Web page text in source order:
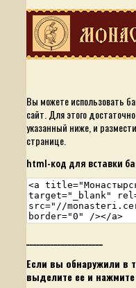
Вы можете использовать
сайт. Для этого
указанный ниже, и
странице.
html-код для вставки
Если вы обнаружили в
выделите ее и